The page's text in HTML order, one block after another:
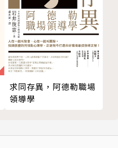
求同存異，阿德勒職場
領導學